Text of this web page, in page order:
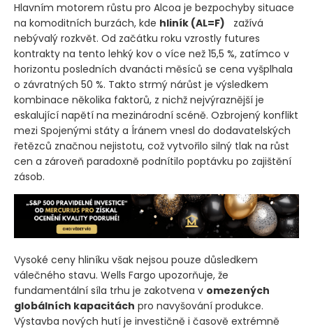
Hlavním motorem růstu pro Alcoa je bezpochyby situace
na komoditních burzách, kde hliník (AL=F)
zažívá
nebývalý rozkvět. Od začátku roku vzrostly futures
kontrakty na tento lehký kov o více než 15,5 %, zatímco v
horizontu posledních dvanácti měsíců se cena vyšplhala
o závratných 50 %. Takto strmý nárůst je výsledkem
kombinace několika faktorů, z nichž nejvýraznější je
eskalující napětí na mezinárodní scéně. Ozbrojený konflikt
mezi Spojenými státy a Íránem vnesl do dodavatelských
řetězců značnou nejistotu, což vytvořilo silný tlak na růst
cen a zároveň paradoxně podnítilo poptávku po zajištění
zásob.
Vysoké ceny hliníku však nejsou pouze důsledkem
válečného stavu. Wells Fargo upozorňuje, že
fundamentální síla trhu je zakotvena v omezených
globálních kapacitách pro navyšování produkce.
Výstavba nových hutí je investičně i časově extrémně